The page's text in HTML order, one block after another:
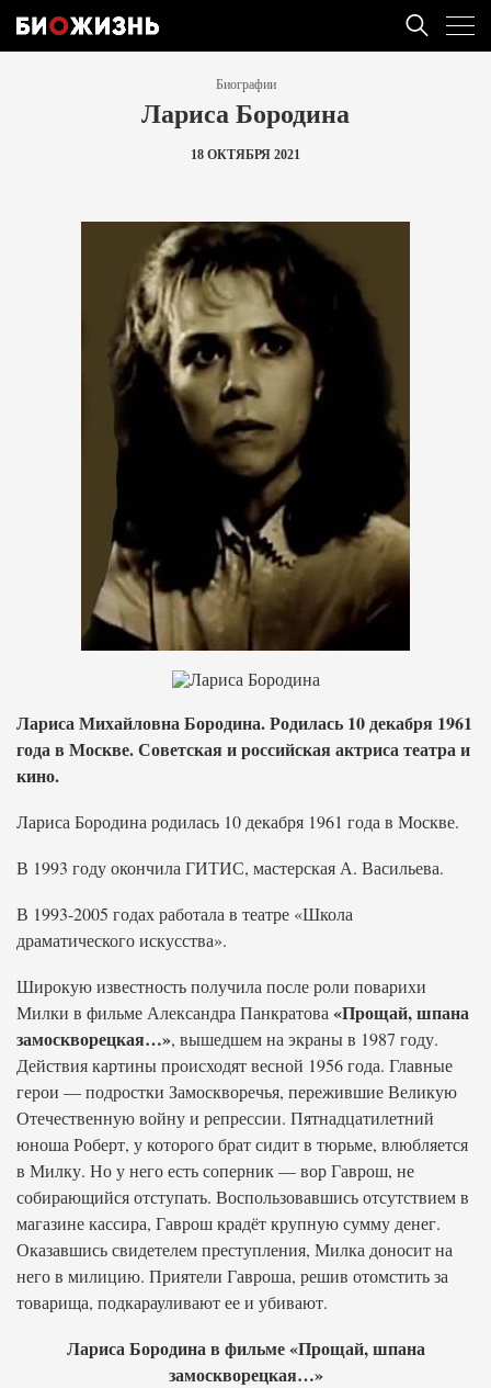
Биографии
Лариса Бородина
18 ОКТЯБРЯ 2021
Лариса Михайловна Бородина. Родилась 10 декабря 1961
года в Москве. Советская и российская актриса театра и
кино.
Лариса Бородина родилась 10 декабря 1961 года в Москве.
В 1993 году окончила ГИТИС, мастерская А. Васильева.
В 1993-2005 годах работала в театре «Школа
драматического искусства».
Широкую известность получила после роли поварихи
Милки в фильме Александра Панкратова «Прощай, шпана
замоскворецкая…», вышедшем на экраны в 1987 году.
Действия картины происходят весной 1956 года. Главные
герои — подростки Замоскворечья, пережившие Великую
Отечественную войну и репрессии. Пятнадцатилетний
юноша Роберт, у которого брат сидит в тюрьме, влюбляется
в Милку. Но у него есть соперник — вор Гаврош, не
собирающийся отступать. Воспользовавшись отсутствием в
магазине кассира, Гаврош крадёт крупную сумму денег.
Оказавшись свидетелем преступления, Милка доносит на
него в милицию. Приятели Гавроша, решив отомстить за
товарища, подкарауливают ее и убивают.
Лариса Бородина в фильме «Прощай, шпана
замоскворецкая…»